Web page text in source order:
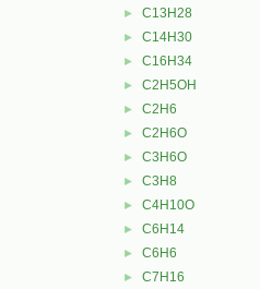
► C13H28
► C14H30
► C16H34
► C2H5OH
► C2H6
► C2H6O
► C3H6O
► C3H8
► C4H10O
► C6H14
► C6H6
► C7H16